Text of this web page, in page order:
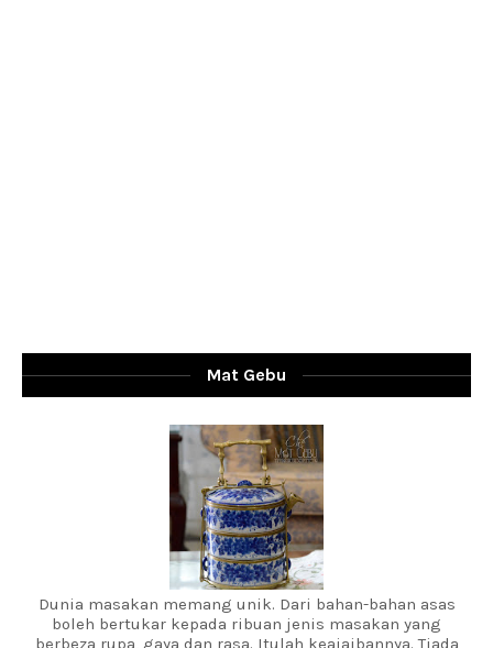
Mat Gebu
Dunia masakan memang unik. Dari bahan-bahan asas
boleh bertukar kepada ribuan jenis masakan yang
berbeza rupa, gaya dan rasa. Itulah keajaibannya. Tiada